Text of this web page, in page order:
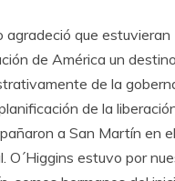
agradeció que estuvieran
de América un
de la
de la
a San Martín en
O´Higgins estuvo por